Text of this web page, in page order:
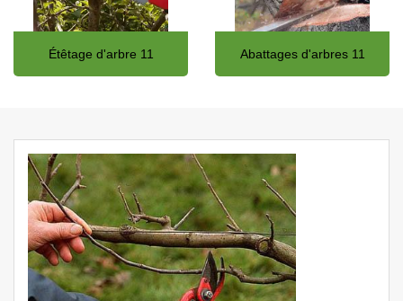
Étêtage d'arbre 11 Abattages d'arbres 11